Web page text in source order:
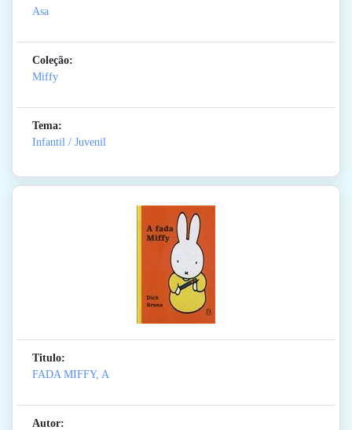
Asa
Coleção:
Miffy
Tema:
Infantil / Juvenil
Titulo:
FADA MIFFY, A
Autor: